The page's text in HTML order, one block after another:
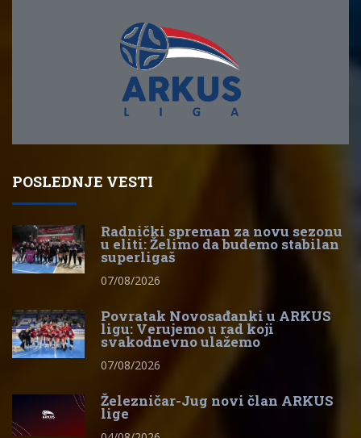
POSLEDNJE VESTI
Radnički spreman za novu sezonu
u eliti: Želimo da budemo stabilan
superligaš
07/08/2026
Povratak Novosađanki u ARKUS
ligu: Verujemo u rad koji
svakodnevno ulažemo
07/08/2026
Železničar-Jug novi član ARKUS
lige